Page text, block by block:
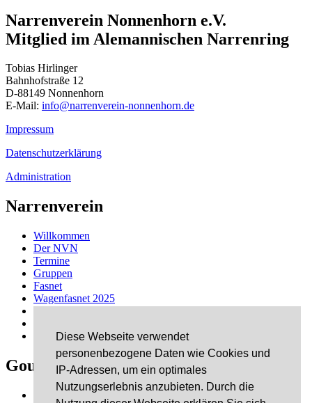
Diese Webseite verwendet
personenbezogene Daten wie Cookies und
IP-Adressen, um ein optimales
Nutzungserlebnis anzubieten. Durch die
Narrenverein Nonnenhorn e.V.
Mitglied im Alemannischen Narrenring
Tobias Hirlinger
Bahnhofstraße 12
D-88149 Nonnenhorn
E-Mail: info@narrenverein-nonnenhorn.de
Impressum
Datenschutzerklärung
Administration
Narrenverein
Willkommen
Der NVN
Termine
Gruppen
Fasnet
Wagenfasnet 2025
Kontakt
Gourmet & Dixie